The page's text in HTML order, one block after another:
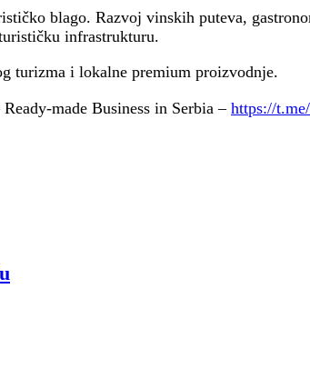
blago. Razvoj vinskih puteva,
infrastrukturu.
turizma i lokalne premium proizvodnje.
made Business in Serbia – https://